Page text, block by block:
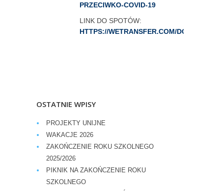
PRZECIWKO-COVID-19
​LINK DO SPOTÓW:
HTTPS://WETRANSFER.COM/
OSTATNIE WPISY
PROJEKTY UNIJNE
WAKACJE 2026
ZAKOŃCZENIE ROKU SZKOLNEGO
2025/2026
PIKNIK NA ZAKOŃCZENIE ROKU
SZKOLNEGO